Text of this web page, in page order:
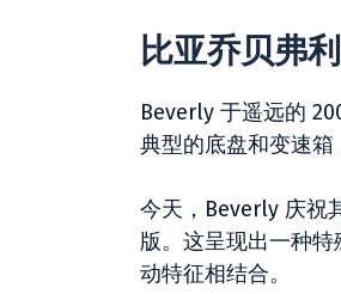
比亚乔贝弗
Beverly 于遥远的
典型的底盘和变速
今天，Beverly 庆祝
版。这呈现出一种
动特征相结合。